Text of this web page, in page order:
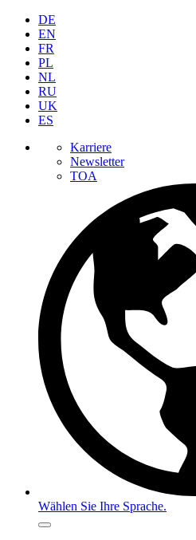
DE
EN
FR
PL
NL
RU
UK
ES
Karriere
Newsletter
TOA
Wählen Sie Ihre Sprache.